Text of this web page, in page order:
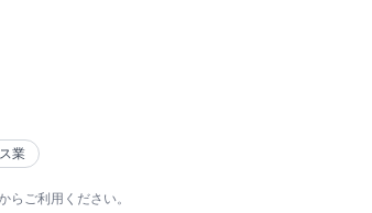
業
らご利用ください。